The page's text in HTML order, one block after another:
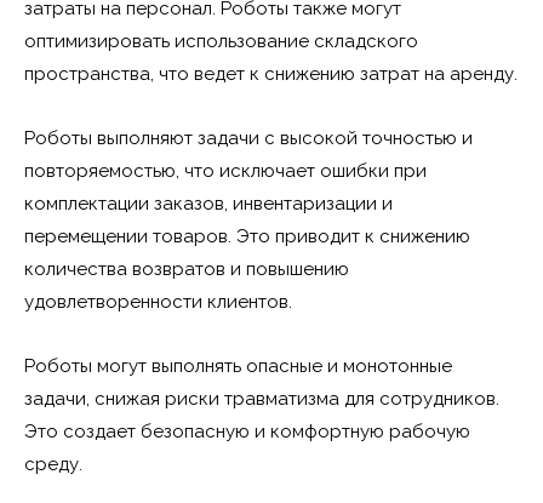
затраты на персонал. Роботы также могут
оптимизировать использование складского
пространства, что ведет к снижению затрат на аренду.
Роботы выполняют задачи с высокой точностью и
повторяемостью, что исключает ошибки при
комплектации заказов, инвентаризации и
перемещении товаров. Это приводит к снижению
количества возвратов и повышению
удовлетворенности клиентов.
Роботы могут выполнять опасные и монотонные
задачи, снижая риски травматизма для сотрудников.
Это создает безопасную и комфортную рабочую
среду.